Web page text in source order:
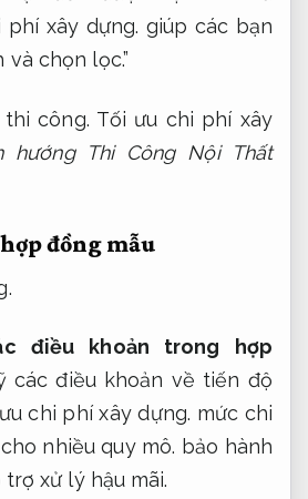
phí xây dựng. giúp các bạn
chọn lọc.”
công. Tối ưu chi phí xây
hướng Thi Công Nội Thất
đồng mẫu
điều khoản trong hợp
các điều khoản về tiến độ
chi phí xây dựng. mức chi
nhiều quy mô. bảo hành
xử lý hậu mãi.